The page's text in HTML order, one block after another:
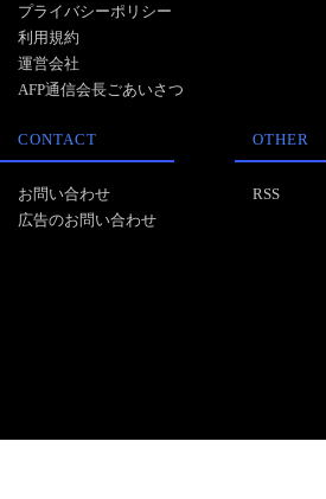
プライバシーポリシー
利用規約
運営会社
AFP通信会長ごあいさつ
CONTACT
お問い合わせ
広告のお問い合わせ
OTHER
RSS